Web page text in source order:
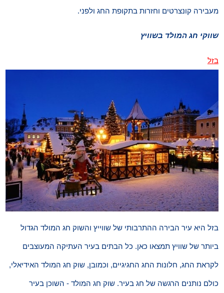
מעבירה קונצרטים וחזרות בתקופת החג ולפני.
שווקי חג המולד בשוויץ
בזל
בזל היא עיר הבירה ההתרבותי של שווייץ והשוק חג המולד הגדול
ביותר של שוויץ תמצאו כאן. כל הבתים בעיר העתיקה המעוצבים
לקראת החג, חלונות החג החגיגיים, וכמובן, שוק חג המולד האידיאלי,
כולם נותנים הרגשה של חג בעיר. שוק חג המולד - השוכן בעיר